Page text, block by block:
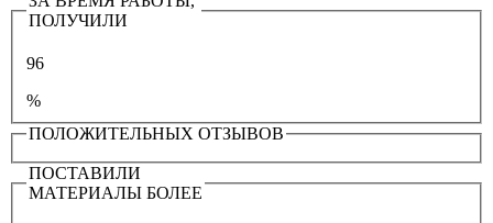
ПОЛУЧИЛИ
96
%
ПОЛОЖИТЕЛЬНЫХ ОТЗЫВОВ
ПОСТАВИЛИ
МАТЕРИАЛЫ БОЛЕЕ